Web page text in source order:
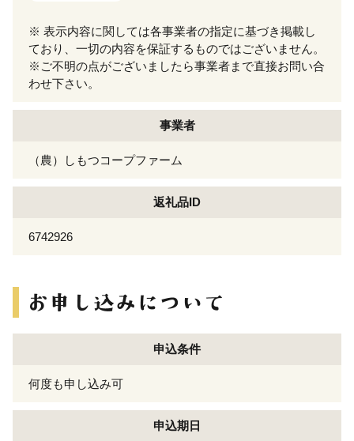
※ 表示内容に関しては各事業者の指定に基づき掲載し
ており、一切の内容を保証するものではございません。
※ご不明の点がございましたら事業者まで直接お問い合
わせ下さい。
事業者
（農）しもつコープファーム
返礼品ID
6742926
申込条件
何度も申し込み可
申込期日